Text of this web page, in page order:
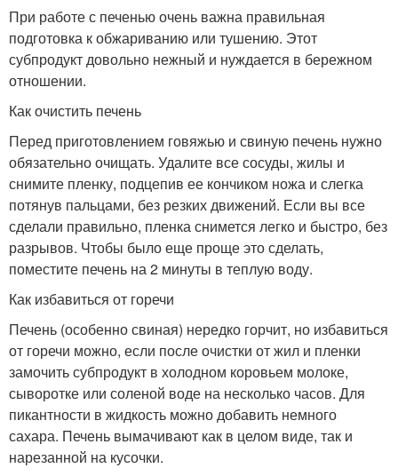
При работе с печенью очень важна правильная
подготовка к обжариванию или тушению. Этот
субпродукт довольно нежный и нуждается в бережном
отношении.
Как очистить печень
Перед приготовлением говяжью и свиную печень нужно
обязательно очищать. Удалите все сосуды, жилы и
снимите пленку, подцепив ее кончиком ножа и слегка
потянув пальцами, без резких движений. Если вы все
сделали правильно, пленка снимется легко и быстро, без
разрывов. Чтобы было еще проще это сделать,
поместите печень на 2 минуты в теплую воду.
Как избавиться от горечи
Печень (особенно свиная) нередко горчит, но избавиться
от горечи можно, если после очистки от жил и пленки
замочить субпродукт в холодном коровьем молоке,
сыворотке или соленой воде на несколько часов. Для
пикантности в жидкость можно добавить немного
сахара. Печень вымачивают как в целом виде, так и
нарезанной на кусочки.